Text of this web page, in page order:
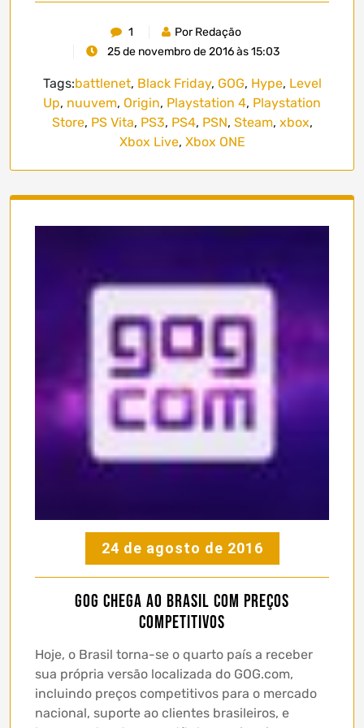
1
Por Redação
25 de novembro de 2016 às 15:03
Tags:battlenet, Black Friday, GOG, Hype, Level
Up, nuuvem, Origin, Playstation 4, Playstation
Store, PS Vita, PS3, PS4, PSN, Steam, xbox,
Xbox Live, Xbox ONE
24 de agosto de 2016
GOG chega ao Brasil com preços
competitivos
Hoje, o Brasil torna-se o quarto país a receber
sua própria versão localizada do GOG.com,
incluindo preços competitivos para o mercado
nacional, suporte ao clientes brasileiros, e